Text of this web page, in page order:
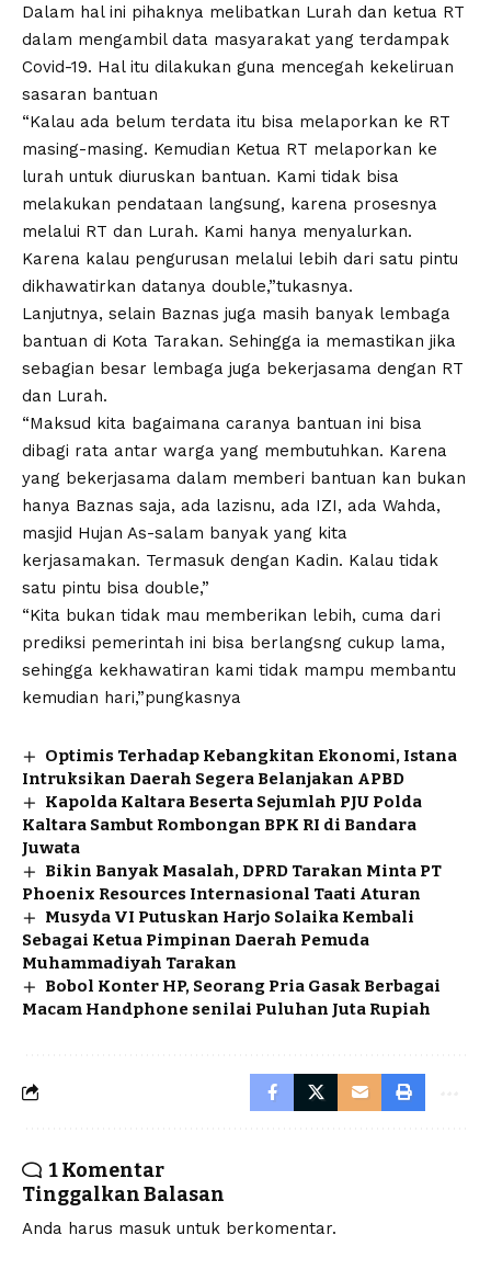
Dalam hal ini pihaknya melibatkan Lurah dan ketua RT
dalam mengambil data masyarakat yang terdampak
Covid-19. Hal itu dilakukan guna mencegah kekeliruan
sasaran bantuan
“Kalau ada belum terdata itu bisa melaporkan ke RT
masing-masing. Kemudian Ketua RT melaporkan ke
lurah untuk diuruskan bantuan. Kami tidak bisa
melakukan pendataan langsung, karena prosesnya
melalui RT dan Lurah. Kami hanya menyalurkan.
Karena kalau pengurusan melalui lebih dari satu pintu
dikhawatirkan datanya double,”tukasnya.
Lanjutnya, selain Baznas juga masih banyak lembaga
bantuan di Kota Tarakan. Sehingga ia memastikan jika
sebagian besar lembaga juga bekerjasama dengan RT
dan Lurah.
“Maksud kita bagaimana caranya bantuan ini bisa
dibagi rata antar warga yang membutuhkan. Karena
yang bekerjasama dalam memberi bantuan kan bukan
hanya Baznas saja, ada lazisnu, ada IZI, ada Wahda,
masjid Hujan As-salam banyak yang kita
kerjasamakan. Termasuk dengan Kadin. Kalau tidak
satu pintu bisa double,”
“Kita bukan tidak mau memberikan lebih, cuma dari
prediksi pemerintah ini bisa berlangsng cukup lama,
sehingga kekhawatiran kami tidak mampu membantu
kemudian hari,”pungkasnya
Optimis Terhadap Kebangkitan Ekonomi, Istana
Intruksikan Daerah Segera Belanjakan APBD
Kapolda Kaltara Beserta Sejumlah PJU Polda
Kaltara Sambut Rombongan BPK RI di Bandara
Juwata
Bikin Banyak Masalah, DPRD Tarakan Minta PT
Phoenix Resources Internasional Taati Aturan
Musyda VI Putuskan Harjo Solaika Kembali
Sebagai Ketua Pimpinan Daerah Pemuda
Muhammadiyah Tarakan
Bobol Konter HP, Seorang Pria Gasak Berbagai
Macam Handphone senilai Puluhan Juta Rupiah
1 Komentar
Tinggalkan Balasan
Anda harus masuk untuk berkomentar.